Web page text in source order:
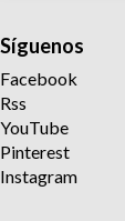
Síguenos
Facebook
Rss
YouTube
Pinterest
Instagram